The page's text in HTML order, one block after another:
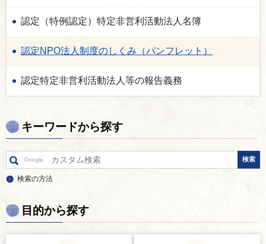
認定（特例認定）特定非営利活動法人名簿
認定NPO法人制度のしくみ（パンフレット）
認定特定非営利活動法人等の報告義務
キーワードから探す
検索の方法
目的から探す